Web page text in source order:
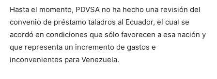
Hasta el momento, PDVSA no ha hecho una revisión del
convenio de préstamo taladros al Ecuador, el cual se
acordó en condiciones que sólo favorecen a esa nación y
que representa un incremento de gastos e
inconvenientes para Venezuela.